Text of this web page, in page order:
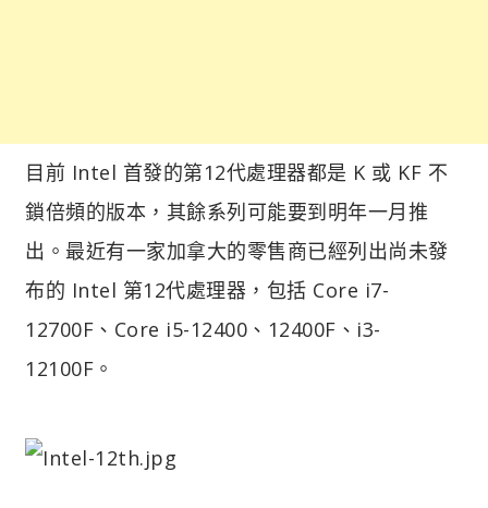
目前 Intel 首發的第12代處理器都是 K 或 KF 不
鎖倍頻的版本，其餘系列可能要到明年一月推
出。最近有一家加拿大的零售商已經列出尚未發
布的 Intel 第12代處理器，包括 Core i7-
12700F、Core i5-12400、12400F、i3-
12100F。